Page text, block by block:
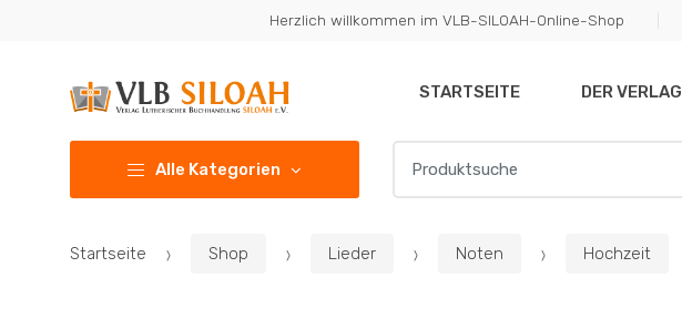
Herzlich willkommen im VLB-SILOAH-Online-Shop
STARTSEITE DER VERLAG
Alle Kategorien
nach:
Startseite Shop Lieder Noten Hochzeit